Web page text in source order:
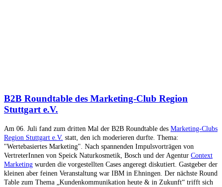
B2B Roundtable des Marketing-Club Region
Stuttgart e.V.
Am 06. Juli fand zum dritten Mal der B2B Roundtable des Marketing-Clubs
Region Stuttgart e.V. statt, den ich moderieren durfte. Thema:
"Wertebasiertes Marketing". Nach spannenden Impulsvorträgen von
VertreterInnen von Speick Naturkosmetik, Bosch und der Agentur Context
Marketing wurden die vorgestellten Cases angeregt diskutiert. Gastgeber der
kleinen aber feinen Veranstaltung war IBM in Ehningen. Der nächste Round
Table zum Thema „Kundenkommunikation heute & in Zukunft“ trifft sich